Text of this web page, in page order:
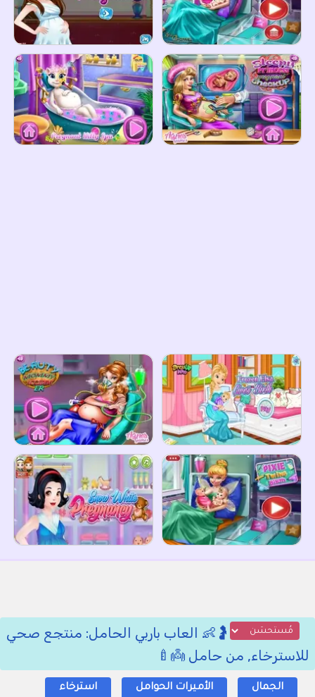
🤰👶 العاب باربي الحامل: منتجع صحي
للاسترخاء, من حامل 👼🍼
الجمال الأميرات الحوامل استرخاء